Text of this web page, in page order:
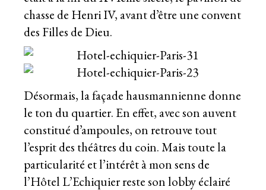
chasse de Henri IV, avant d’être une convent
des Filles de Dieu.
Désormais, la façade hausmannienne donne
le ton du quartier. En effet, avec son auvent
constitué d’ampoules, on retrouve tout
l’esprit des théâtres du coin. Mais toute la
particularité et l’intérêt à mon sens de
l’Hôtel L’Echiquier reste son lobby éclairé